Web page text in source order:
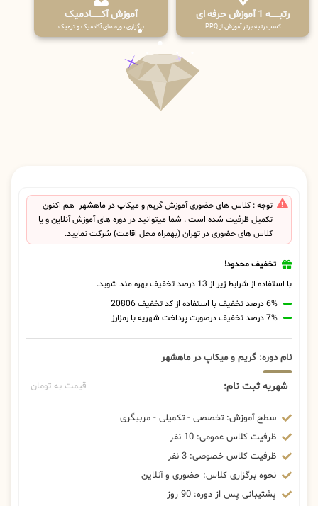
رتبــــــه 1 آموزش حرفه ای
کسب رتبه برتر آموزش از PPQ
آموزش آکـــــــادمیک
برگزاری دوره های آکادمیک و ترمیک
توجه : کلاس های حضوری آموزش گریم و میکاپ در ماهشهر هم اکنون
تکمیل ظرفیت شده است . شما میتوانید در دوره های آموزش آنلاین و یا
کلاس های حضوری در تهران (بهمراه محل اقامت) شرکت نمایید.
تخفیف محدود!
با استفاده از شرایط زیر از 13 درصد تخفیف بهره مند شوید.
6% درصد تخفیف با استفاده از کد تخفیف 20806
7% درصد تخفیف درصورت پرداخت شهریه با رمزارز
نام دوره: گریم و میکاپ در ماهشهر
شهریه ثبت نام: قیمت به تومان
سطح آموزش: تخصصی - تکمیلی - مربیگری
ظرفیت کلاس عمومی: 10 نفر
ظرفیت کلاس خصوصی: 3 نفر
نحوه برگزاری کلاس: حضوری و آنلاین
پشتیبانی پس از دوره: 90 روز